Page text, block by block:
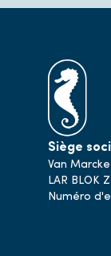
Siège
Van
LAR BLOK
Numéro